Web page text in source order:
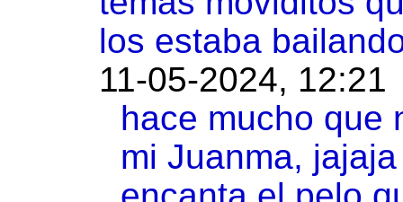
los estaba
11-05-2024, 12:21
hace mucho que
mi Juanma,